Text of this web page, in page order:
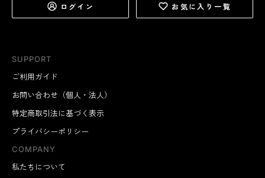
SUPPORT
ご利用ガイド
お問い合わせ（個人・法人）
特定商取引法に基づく表示
プライバシーポリシー
COMPANY
私たちについて
ログイン お気に入り一覧